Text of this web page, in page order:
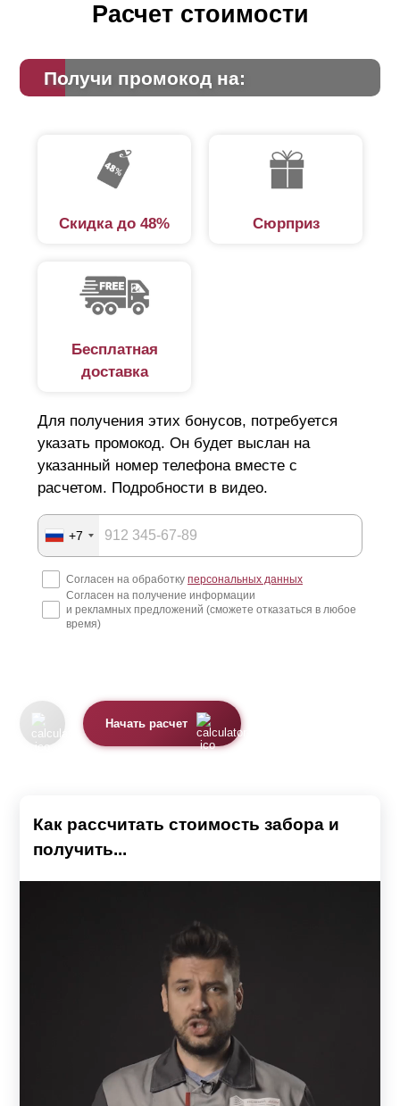
Расчет стоимости
Получи промокод на:
Скидка до 48% Сюрприз
Бесплатная
доставка
Для получения этих бонусов, потребуется
указать промокод. Он будет выслан на
указанный номер телефона вместе с
расчетом. Подробности в видео.
+7
Согласен на обработку персональных данных
Согласен на получение информации
и рекламных предложений (сможете отказаться в любое
время)
Начать расчет
Как рассчитать стоимость забора и
получить...